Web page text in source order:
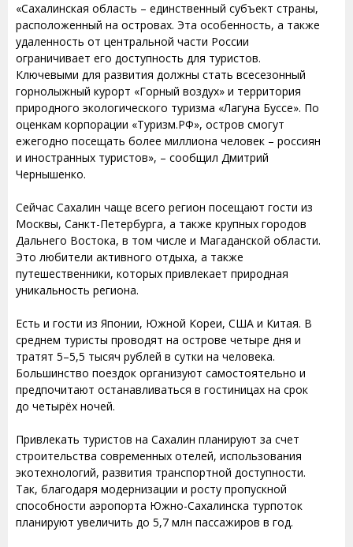
«Сахалинская область – единственный субъект страны,
расположенный на островах. Эта особенность, а также
удаленность от центральной части России
ограничивает его доступность для туристов.
Ключевыми для развития должны стать всесезонный
горнолыжный курорт «Горный воздух» и территория
природного экологического туризма «Лагуна Буссе». По
оценкам корпорации «Туризм.РФ», остров смогут
ежегодно посещать более миллиона человек – россиян
и иностранных туристов», – сообщил Дмитрий
Чернышенко.
Сейчас Сахалин чаще всего регион посещают гости из
Москвы, Санкт-Петербурга, а также крупных городов
Дальнего Востока, в том числе и Магаданской области.
Это любители активного отдыха, а также
путешественники, которых привлекает природная
уникальность региона.
Есть и гости из Японии, Южной Кореи, США и Китая. В
среднем туристы проводят на острове четыре дня и
тратят 5–5,5 тысяч рублей в сутки на человека.
Большинство поездок организуют самостоятельно и
предпочитают останавливаться в гостиницах на срок
до четырёх ночей.
Привлекать туристов на Сахалин планируют за счет
строительства современных отелей, использования
экотехнологий, развития транспортной доступности.
Так, благодаря модернизации и росту пропускной
способности аэропорта Южно-Сахалинска турпоток
планируют увеличить до 5,7 млн пассажиров в год.